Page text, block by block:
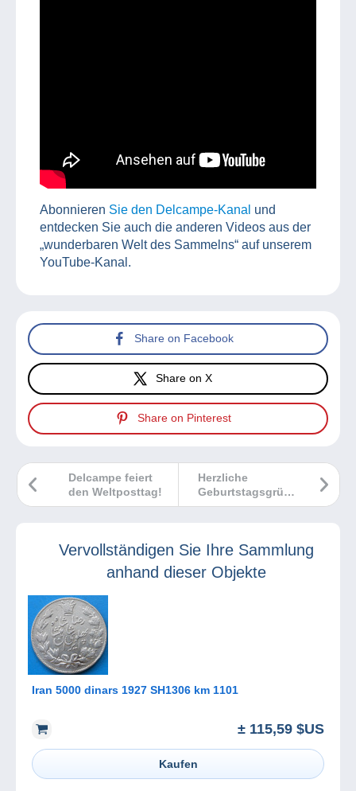
Abonnieren Sie den Delcampe-Kanal und
entdecken Sie auch die anderen Videos aus der
„wunderbaren Welt des Sammelns“ auf unserem
YouTube-Kanal.
Share on Facebook
Share on X
Share on Pinterest
Herzliche
Geburtstagsgrüße
Delcampe!
Delcampe feiert
den Weltposttag!
Vervollständigen Sie Ihre Sammlung
anhand dieser Objekte
Iran 5000 dinars 1927 SH1306 km 1101
± 115,59 $US
Kaufen